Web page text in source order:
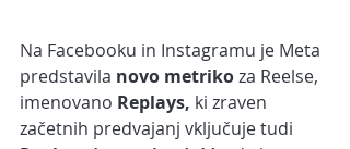
Na Facebooku in Instagramu je Meta
predstavila novo metriko za Reelse,
imenovano Replays, ki zraven
začetnih predvajanj vključuje tudi